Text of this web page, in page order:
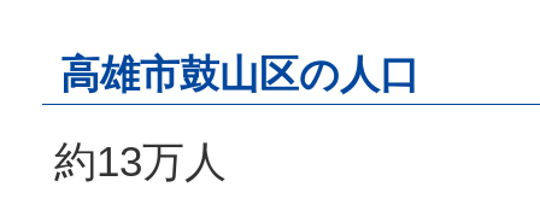
高雄市鼓山区の人口
約13万人